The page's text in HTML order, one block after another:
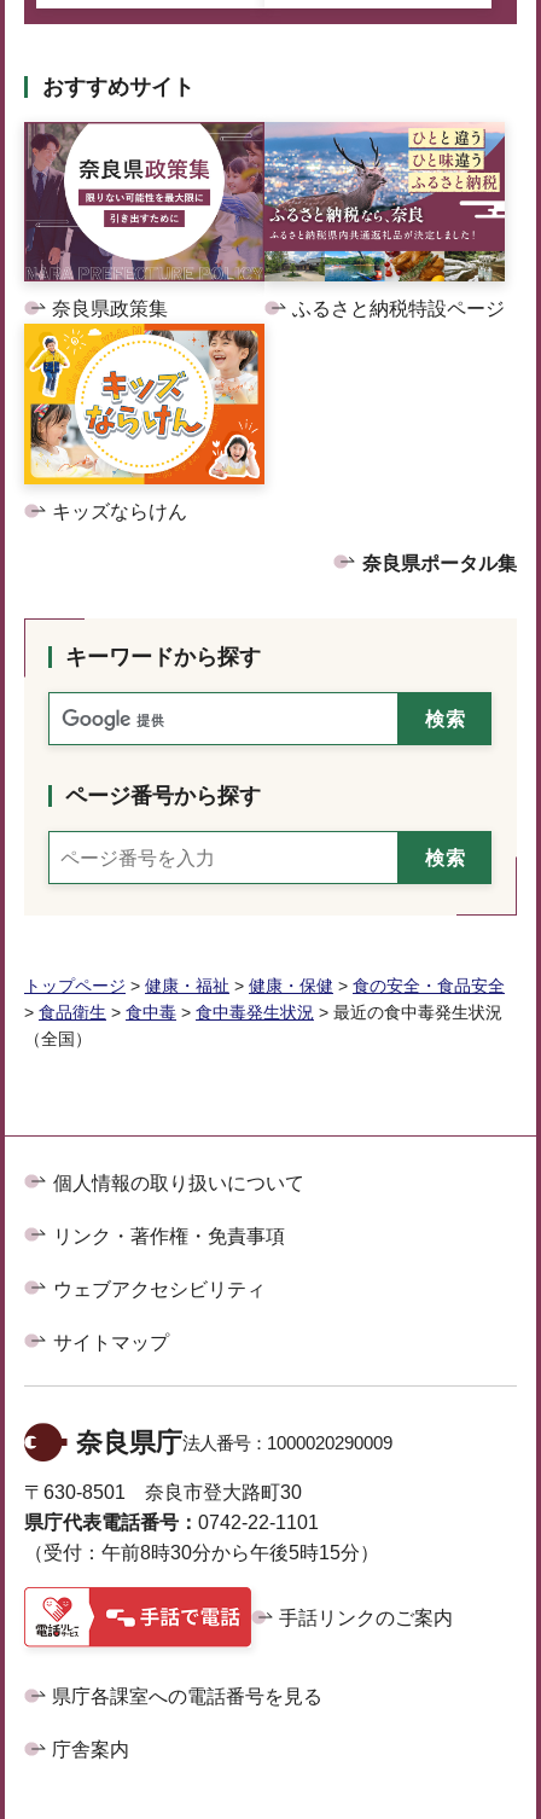
おすすめサイト
奈良県政策集 ふるさと納税特設ページ
キッズならけん
奈良県ポータル集
キーワードから探す
ページ番号から探す
トップページ > 健康・福祉 > 健康・保健 > 食の安全・食品安全
> 食品衛生 > 食中毒 > 食中毒発生状況 > 最近の食中毒発生状況
（全国）
個人情報の取り扱いについて
リンク・著作権・免責事項
ウェブアクセシビリティ
サイトマップ
奈良県庁法人番号： 1000020290009
〒630-8501 奈良市登大路町30
県庁代表電話番号： 0742-22-1101
（受付：午前8時30分から午後5時15分）
手話リンクのご案内
県庁各課室への電話番号を見る
庁舎案内